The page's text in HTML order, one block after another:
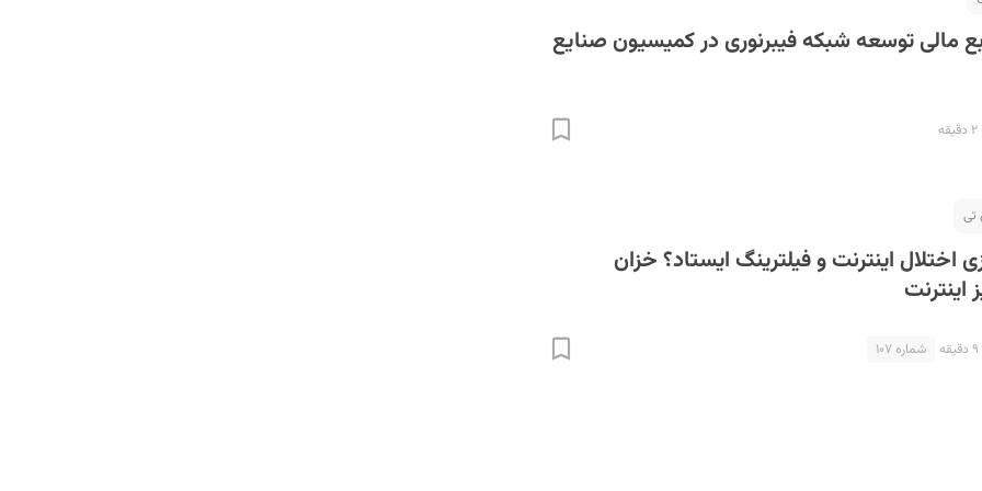
مالی توسعه شبکه فیبرنوری در کمیسیون صنایع
تی
اینترنت و فیلترینگ ایستاد؟ خزان
اینترنت
شماره ۱۰۷